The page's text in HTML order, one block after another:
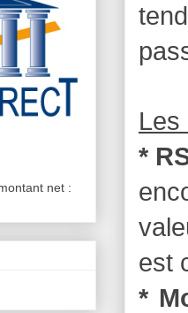
Les
*
est
*
net :